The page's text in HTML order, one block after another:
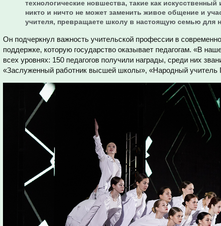
технологические новшества, такие как
никто и ничто не может заменить живое общение и
учителя, превращаете школу в настоящую семью для
Он подчеркнул важность учительской профессии в
поддержке, которую государство оказывает педагогам. «В
всех уровнях: 150 педагогов получили награды, среди них
«Заслуженный работник высшей школы», «Народный учитель